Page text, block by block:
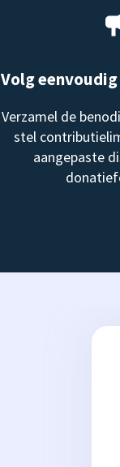
Volg
Verzamel de
stel
aangepaste